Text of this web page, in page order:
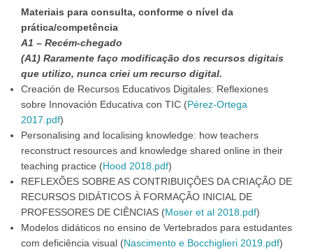
Materiais para consulta, conforme o nível da
prática/competência
A1 – Recém-chegado
(A1) Raramente faço modificação dos recursos digitais
que utilizo, nunca criei um recurso digital.
Creación de Recursos Educativos Digitales: Reflexiones
sobre Innovación Educativa con TIC (Pérez-Ortega
2017.pdf)
Personalising and localising knowledge: how teachers
reconstruct resources and knowledge shared online in their
teaching practice (Hood 2018.pdf)
REFLEXÕES SOBRE AS CONTRIBUIÇÕES DA CRIAÇÃO DE
RECURSOS DIDÁTICOS À FORMAÇÃO INICIAL DE
PROFESSORES DE CIÊNCIAS (Moser et al 2018.pdf)
Modelos didáticos no ensino de Vertebrados para estudantes
com deficiência visual (Nascimento e Bocchiglieri 2019.pdf)